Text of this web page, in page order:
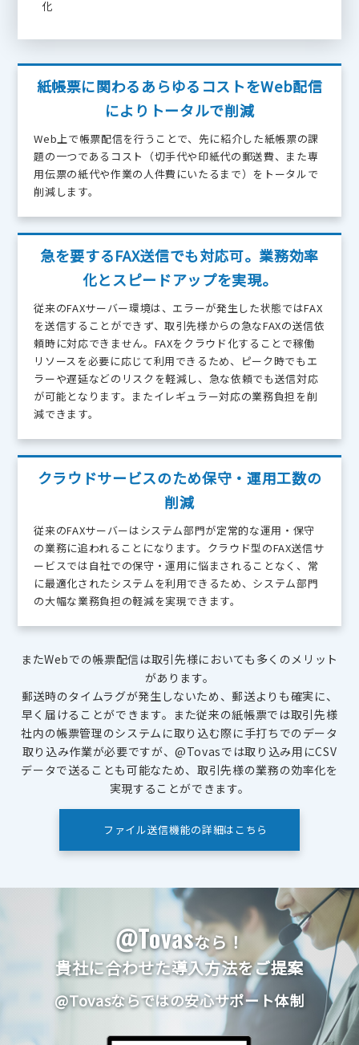
化
紙帳票に関わるあらゆるコストをWeb配信
によりトータルで削減
Web上で帳票配信を行うことで、先に紹介した紙帳票の課
題の一つであるコスト（切手代や印紙代の郵送費、また専
用伝票の紙代や作業の人件費にいたるまで）をトータルで
削減します。
急を要するFAX送信でも対応可。業務効率
化とスピードアップを実現。
従来のFAXサーバー環境は、エラーが発生した状態ではFAX
を送信することができず、取引先様からの急なFAXの送信依
頼時に対応できません。FAXをクラウド化することで稼働
リソースを必要に応じて利用できるため、ピーク時でもエ
ラーや遅延などのリスクを軽減し、急な依頼でも送信対応
が可能となります。またイレギュラー対応の業務負担を削
減できます。
クラウドサービスのため保守・運用工数の
削減
従来のFAXサーバーはシステム部門が定常的な運用・保守
の業務に追われることになります。クラウド型のFAX送信サ
ービスでは自社での保守・運用に悩まされることなく、常
に最適化されたシステムを利用できるため、システム部門
の大幅な業務負担の軽減を実現できます。
またWebでの帳票配信は取引先様においても多くのメリット
があります。
郵送時のタイムラグが発生しないため、郵送よりも確実に、
早く届けることができます。 また従来の紙帳票では取引先様
社内の帳票管理のシステムに取り込む際に手打ちでのデータ
取り込み作業が必要ですが、@Tovasでは取り込み用にCSV
データで送ることも可能なため、取引先様の業務の効率化を
実現することができます。
ファイル送信機能の詳細はこちら
@Tovasなら！
貴社に合わせた導入方法をご提案
@Tovasならではの安心サポート体制